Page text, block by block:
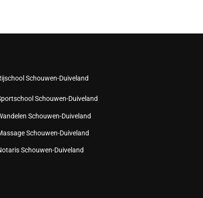
Schouwen-Duiveland
Schouwen-Duiveland
Schouwen-Duiveland
Schouwen-Duiveland
Schouwen-Duiveland